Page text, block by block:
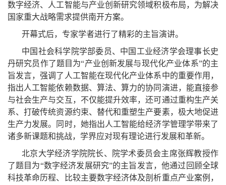
数字经济、人工智能与产业创新研究领域积极布局，为解决
国家重大战略需求提供南开方案。
开幕式后，专家学者进行了精彩的主旨演讲。
中国社会科学院学部委员、中国工业经济学会理事长史
丹研究员作了题目为“产业创新发展与现代化产业体系”的主
旨发言，强调了人工智能在现代化产业体系中的重要作用，
指出人工智能依赖数据、算法、算力的协同演进，能直接参
与社会生产与交互，不仅能提升效率，还可通过重构生产关
系、打破传统资源约束、替代和重塑生产要素，极大地促进
生产力发展。同时，她指出人工智能给经济学管理学带来了
诸多新课题和挑战，学界应对现有理论进行发展和革新。
北京大学经济学院院长、院学术委员会主席张辉教授作
了题目为“数字经济发展研究”的主旨发言，他通过回顾全球
科技革命历程、比较主要数字经济体及剖析重点产业案例，